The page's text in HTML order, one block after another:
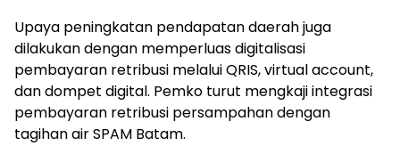
Upaya peningkatan pendapatan daerah juga
dilakukan dengan memperluas digitalisasi
pembayaran retribusi melalui QRIS, virtual account,
dan dompet digital. Pemko turut mengkaji integrasi
pembayaran retribusi persampahan dengan
tagihan air SPAM Batam.